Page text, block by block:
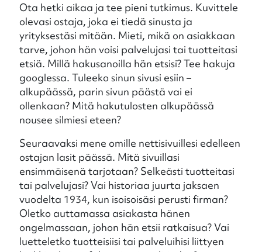
Ota hetki aikaa ja tee pieni tutkimus. Kuvittele
olevasi ostaja, joka ei tiedä sinusta ja
yrityksestäsi mitään. Mieti, mikä on asiakkaan
tarve, johon hän voisi palvelujasi tai tuotteitasi
etsiä. Millä hakusanoilla hän etsisi? Tee hakuja
googlessa. Tuleeko sinun sivusi esiin –
alkupäässä, parin sivun päästä vai ei
ollenkaan? Mitä hakutulosten alkupäässä
nousee silmiesi eteen?
Seuraavaksi mene omille nettisivuillesi edelleen
ostajan lasit päässä. Mitä sivuillasi
ensimmäisenä tarjotaan? Selkeästi tuotteitasi
tai palvelujasi? Vai historiaa juurta jaksaen
vuodelta 1934, kun isoisoisäsi perusti firman?
Oletko auttamassa asiakasta hänen
ongelmassaan, johon hän etsii ratkaisua? Vai
luetteletko tuotteisiisi tai palveluihisi liittyen